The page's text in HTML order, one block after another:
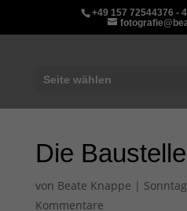
+49 157 72544376 -
Seite wählen
Die Baustelle
von Beate Knappe |
Kommentare